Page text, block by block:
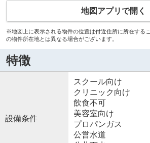
地図アプリで開く
※地図上に表示される物件の位置は付近住所に所在する
の物件所在地とは異なる場合がございます。
特徴
設備条件
スクール向け
クリニック向け
飲食不可
美容室向け
プロパンガス
公営水道